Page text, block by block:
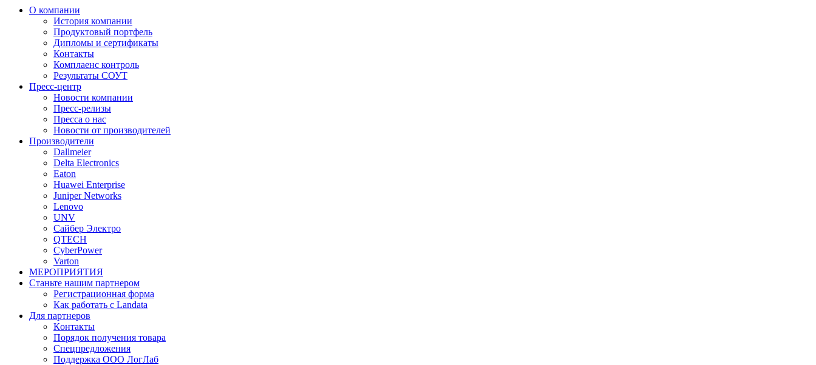
О компании
История компании
Продуктовый портфель
Дипломы и сертификаты
Контакты
Комплаенс контроль
Результаты СОУТ
Пресс-центр
Новости компании
Пресс-релизы
Пресса о нас
Новости от производителей
Производители
Dallmeier
Delta Electronics
Eaton
Huawei Enterprise
Juniper Networks
Lenovo
UNV
Сайбер Электро
QTECH
CyberPower
Varton
МЕРОПРИЯТИЯ
Станьте нашим партнером
Регистрационная форма
Как работать с Landata
Для партнеров
Кoнтaкты
Порядок получения товара
Спецпредложения
Поддержка ООО ЛогЛаб